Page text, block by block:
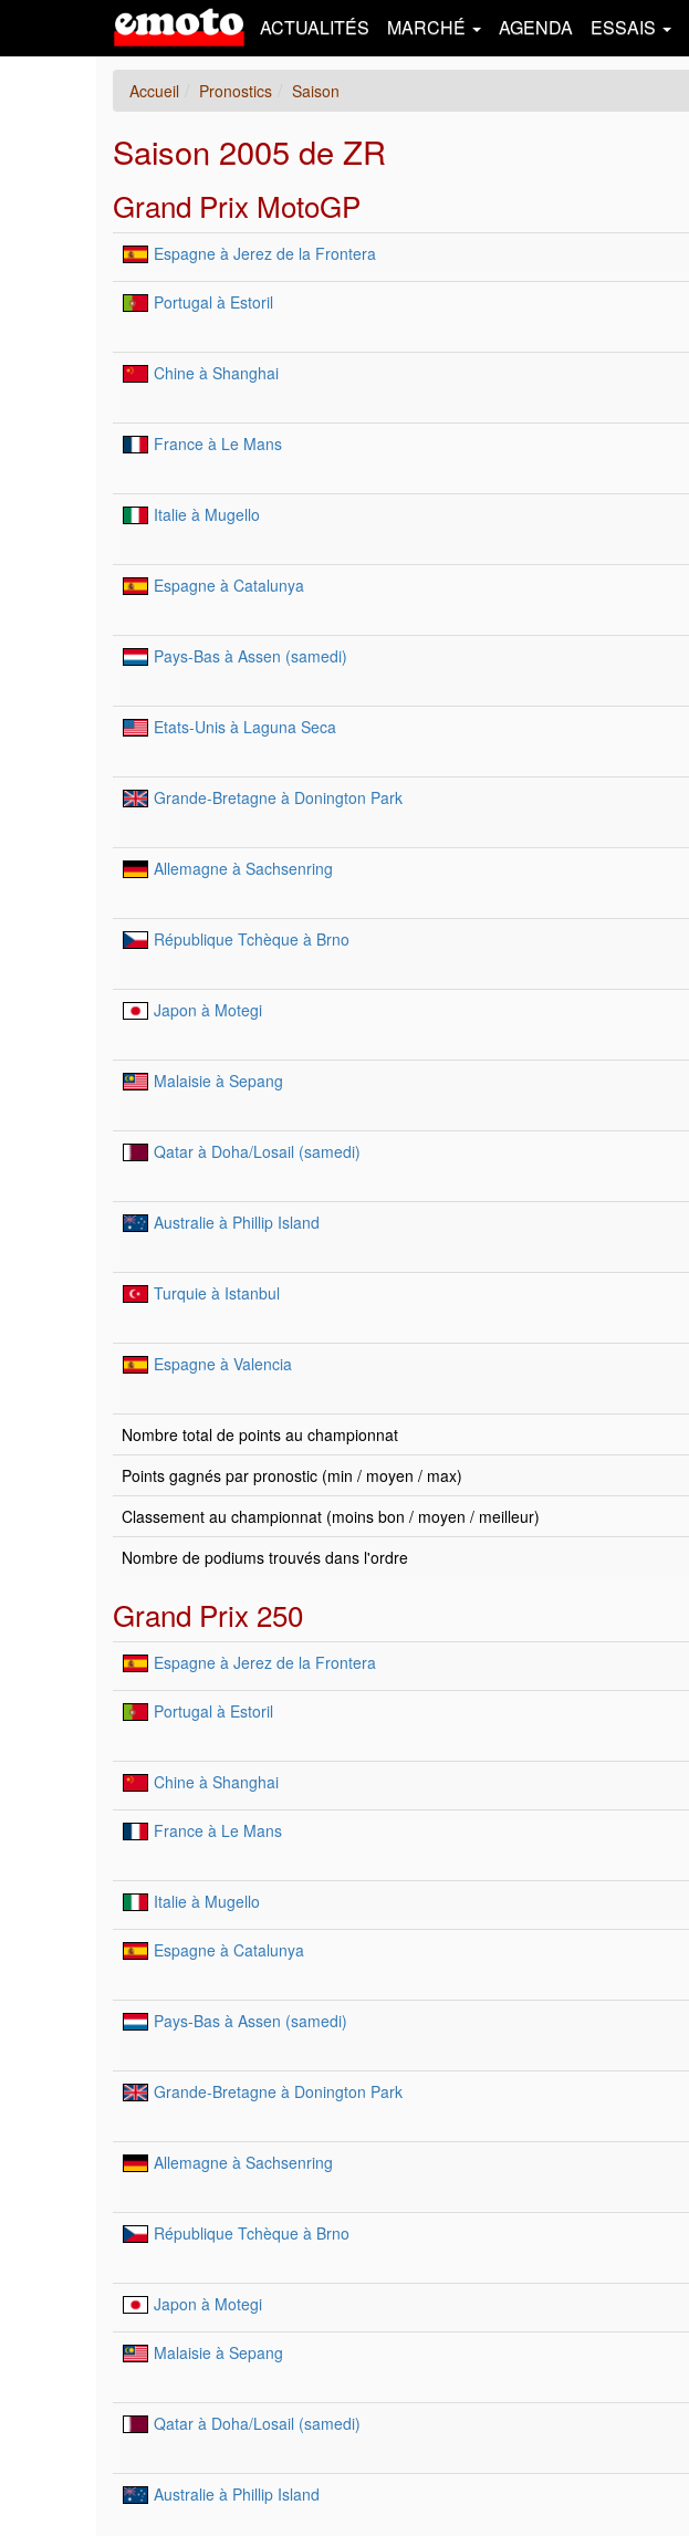
ACTUALITÉS MARCHÉ AGENDA ESSAIS
Accueil Pronostics Saison
Saison 2005 de ZR
Grand Prix MotoGP
Espagne à Jerez de la Frontera
Portugal à Estoril
Chine à Shanghai
France à Le Mans
Italie à Mugello
Espagne à Catalunya
Pays-Bas à Assen (samedi)
Etats-Unis à Laguna Seca
Grande-Bretagne à Donington Park
Allemagne à Sachsenring
République Tchèque à Brno
Japon à Motegi
Malaisie à Sepang
Qatar à Doha/Losail (samedi)
Australie à Phillip Island
Turquie à Istanbul
Espagne à Valencia
Nombre total de points au championnat
Points gagnés par pronostic (min / moyen / max)
Classement au championnat (moins bon / moyen / meilleur)
Nombre de podiums trouvés dans l'ordre
Grand Prix 250
Espagne à Jerez de la Frontera
Portugal à Estoril
Chine à Shanghai
France à Le Mans
Italie à Mugello
Espagne à Catalunya
Pays-Bas à Assen (samedi)
Grande-Bretagne à Donington Park
Allemagne à Sachsenring
République Tchèque à Brno
Japon à Motegi
Malaisie à Sepang
Qatar à Doha/Losail (samedi)
Australie à Phillip Island